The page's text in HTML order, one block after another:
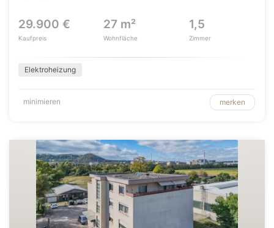
29.900 €
Kaufpreis
27 m²
Wohnfläche
1,5
Zimmer
Elektroheizung
minimieren merken